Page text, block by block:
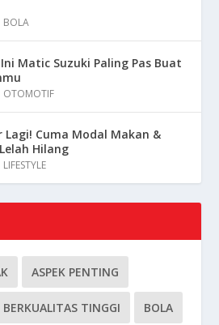
BOLA
Matic Suzuki Paling Pas Buat
OTOMOTIF
Lagi! Cuma Modal Makan &
Hilang
LIFESTYLE
ASPEK PENTING
BERKUALITAS TINGGI BOLA